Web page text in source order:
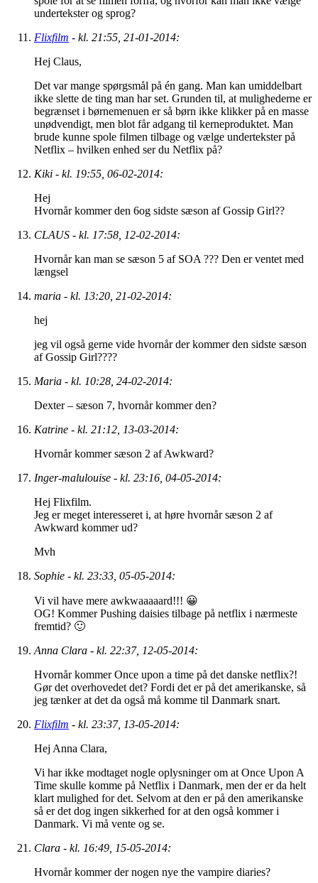
undertekster og sprog?
Flixfilm - kl. 21:55, 21-01-2014:
Hej Claus,
Det var mange spørgsmål på én gang. Man kan umiddelbart
ikke slette de ting man har set. Grunden til, at mulighederne er
begrænset i børnemenuen er så børn ikke klikker på en masse
unødvendigt, men blot får adgang til kerneproduktet. Man
brude kunne spole filmen tilbage og vælge undertekster på
Netflix – hvilken enhed ser du Netflix på?
Kiki - kl. 19:55, 06-02-2014:
Hej
Hvornår kommer den 6og sidste sæson af Gossip Girl??
CLAUS - kl. 17:58, 12-02-2014:
Hvornår kan man se sæson 5 af SOA ??? Den er ventet med
længsel
maria - kl. 13:20, 21-02-2014:
hej
jeg vil også gerne vide hvornår der kommer den sidste sæson
af Gossip Girl????
Maria - kl. 10:28, 24-02-2014:
Dexter – sæson 7, hvornår kommer den?
Katrine - kl. 21:12, 13-03-2014:
Hvornår kommer sæson 2 af Awkward?
Inger-malulouise - kl. 23:16, 04-05-2014:
Hej Flixfilm.
Jeg er meget interesseret i, at høre hvornår sæson 2 af
Awkward kommer ud?
Mvh
Sophie - kl. 23:33, 05-05-2014:
Vi vil have mere awkwaaaaard!!! 😀
OG! Kommer Pushing daisies tilbage på netflix i nærmeste
fremtid? 🙂
Anna Clara - kl. 22:37, 12-05-2014:
Hvornår kommer Once upon a time på det danske netflix?!
Gør det overhovedet det? Fordi det er på det amerikanske, så
jeg tænker at det da også må komme til Danmark snart.
Flixfilm - kl. 23:37, 13-05-2014:
Hej Anna Clara,
Vi har ikke modtaget nogle oplysninger om at Once Upon A
Time skulle komme på Netflix i Danmark, men der er da helt
klart mulighed for det. Selvom at den er på den amerikanske
så er det dog ingen sikkerhed for at den også kommer i
Danmark. Vi må vente og se.
Clara - kl. 16:49, 15-05-2014:
Hvornår kommer der nogen nye the vampire diaries?